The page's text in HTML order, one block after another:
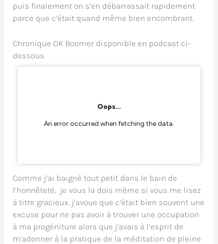
puis finalement on s’en débarrassait rapidement
parce que c’était quand même bien encombrant.
Chronique OK Boomer disponible en podcast ci-
dessous
Comme j’ai baigné tout petit dans le bain de
l’honnêteté, je vous la dois même si vous me lisez
à titre gracieux, j’avoue que c’était bien souvent une
excuse pour ne pas avoir à trouver une occupation
à ma progéniture alors que j’avais à l’esprit de
m’adonner à la pratique de la méditation de pleine